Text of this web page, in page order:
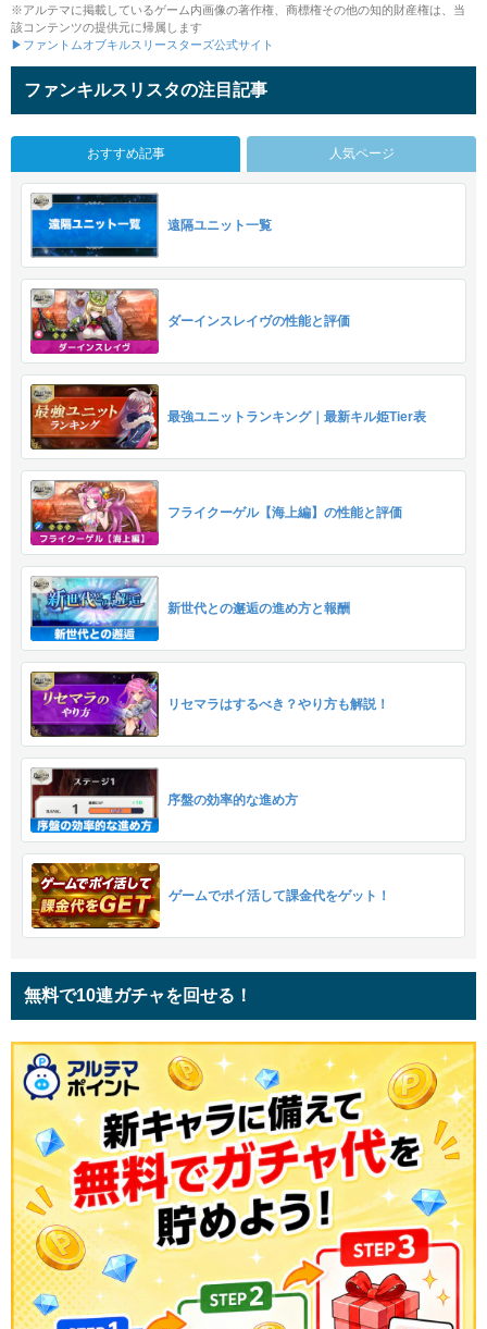
※アルテマに掲載しているゲーム内画像の著作権、商標権その他の知的財産権は、当
該コンテンツの提供元に帰属します
▶ファントムオブキルスリースターズ公式サイト
ファンキルスリスタの注目記事
おすすめ記事 人気ページ
遠隔ユニット一覧
ダーインスレイヴの性能と評価
最強ユニットランキング｜最新キル姫Tier表
フライクーゲル【海上編】の性能と評価
新世代との邂逅の進め方と報酬
リセマラはするべき？やり方も解説！
序盤の効率的な進め方
ゲームでポイ活して課金代をゲット！
無料で10連ガチャを回せる！